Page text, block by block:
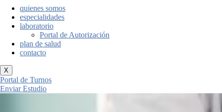
quienes somos
especialidades
laboratorio
Portal de Autorización
plan de salud
contacto
X
Portal de Turnos
Enviar Estudio